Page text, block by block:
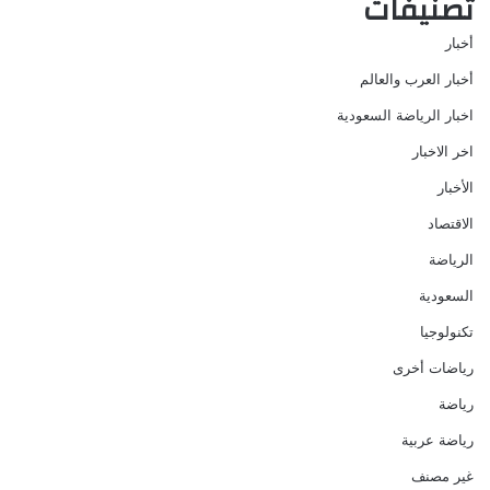
أخبار
أخبار العرب والعالم
اخبار الرياضة السعودية
اخر الاخبار
الأخبار
الاقتصاد
الرياضة
السعودية
تكنولوجيا
رياضات أخرى
رياضة
رياضة عربية
غير مصنف